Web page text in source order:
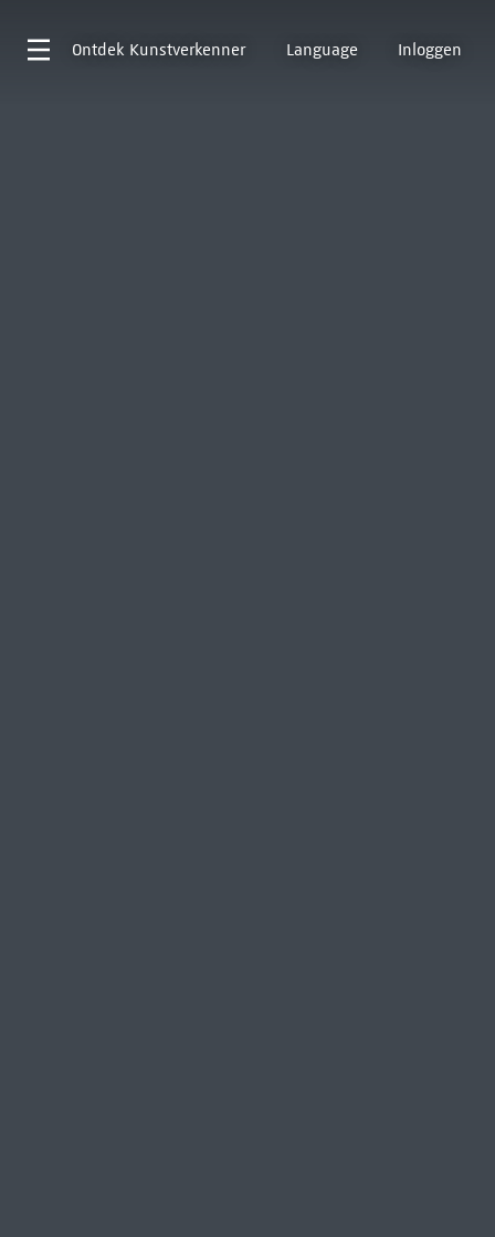
Ontdek Kunstverkenner Language Inloggen